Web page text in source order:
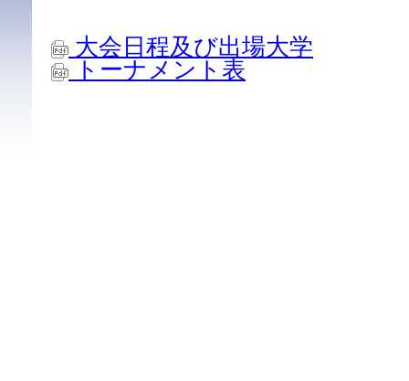
大会日程及び出場大学
トーナメント表